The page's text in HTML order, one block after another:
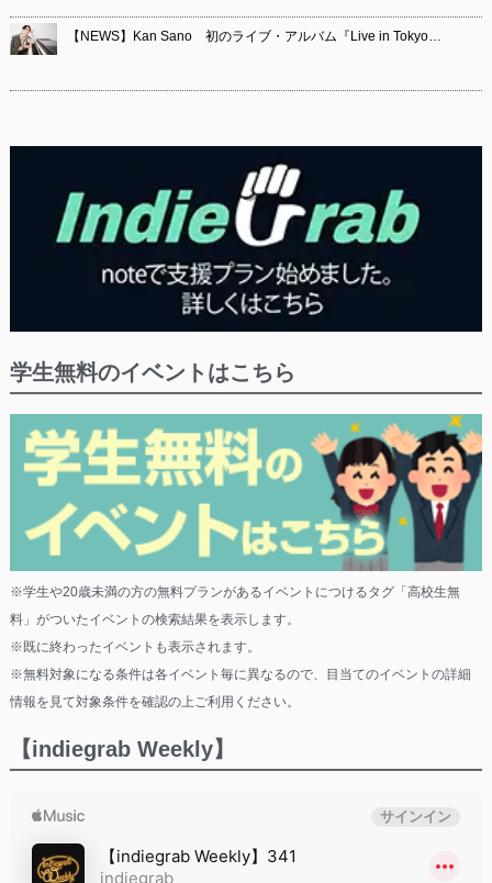
【NEWS】Kan Sano 初のライブ・アルバム『Live in Tokyo…
学生無料のイベントはこちら
※学生や20歳未満の方の無料プランがあるイベントにつけるタグ「高校生無
料」がついたイベントの検索結果を表示します。
※既に終わったイベントも表示されます。
※無料対象になる条件は各イベント毎に異なるので、目当てのイベントの詳細
情報を見て対象条件を確認の上ご利用ください。
【indiegrab Weekly】